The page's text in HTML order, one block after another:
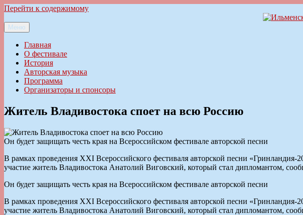
Перейти к содержимому
Ильменский фестиваль авторской песни
Меню
Главная
О фестивале
История
Авторская музыка
Программа
Организаторы и спонсоры
Житель Владивостока споет на всю Россию
Он будет защищать честь края на Всероссийском фестивале авторской песни
В рамках проведения XXI Всероссийского фестиваля авторской песни
участие житель Владивостока Анатолий Виговский, который стал дипломантом,
Он будет защищать честь края на Всероссийском фестивале авторской песни
В рамках проведения XXI Всероссийского фестиваля авторской песни
участие житель Владивостока Анатолий Виговский, который стал дипломантом,